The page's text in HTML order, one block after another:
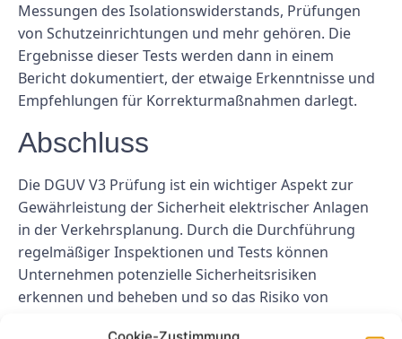
Messungen des Isolationswiderstands, Prüfungen
von Schutzeinrichtungen und mehr gehören. Die
Ergebnisse dieser Tests werden dann in einem
Bericht dokumentiert, der etwaige Erkenntnisse und
Empfehlungen für Korrekturmaßnahmen darlegt.
Abschluss
Die DGUV V3 Prüfung ist ein wichtiger Aspekt zur
Gewährleistung der Sicherheit elektrischer Anlagen
in der Verkehrsplanung. Durch die Durchführung
regelmäßiger Inspektionen und Tests können
Unternehmen potenzielle Sicherheitsrisiken
erkennen und beheben und so das Risiko von